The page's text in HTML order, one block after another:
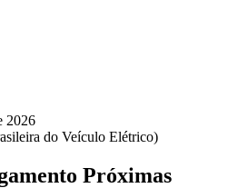
2026
do Veículo Elétrico)
Próximas